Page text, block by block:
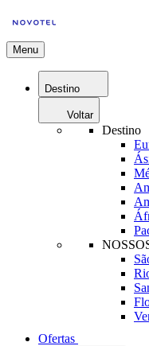
Menu
Destino
Voltar
Destino
Ofertas